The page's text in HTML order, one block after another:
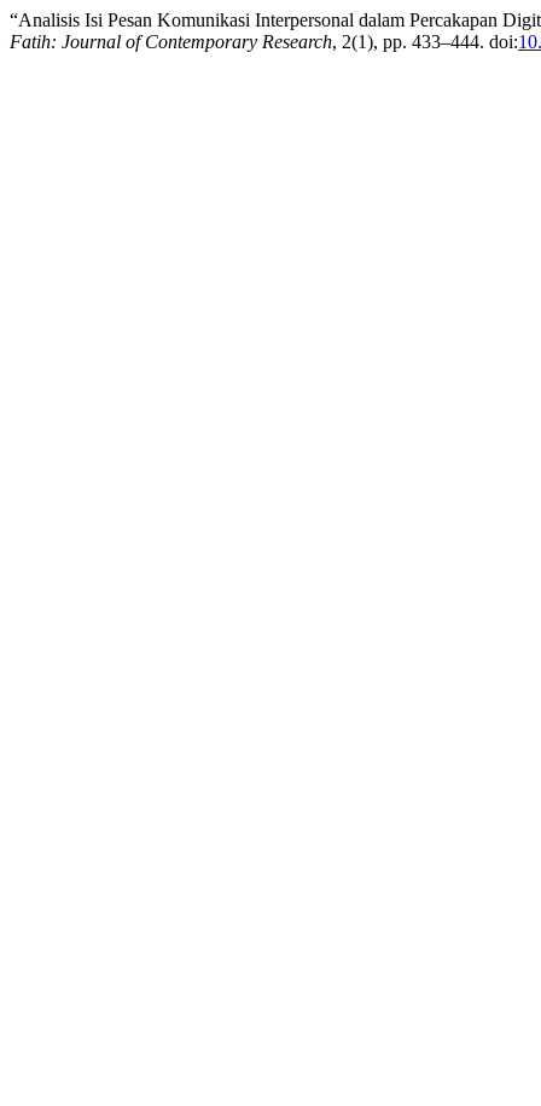
“Analisis Isi Pesan Komunikasi Interpersonal dalam Percakapan
Fatih: Journal of Contemporary Research, 2(1), pp. 433–444. doi: